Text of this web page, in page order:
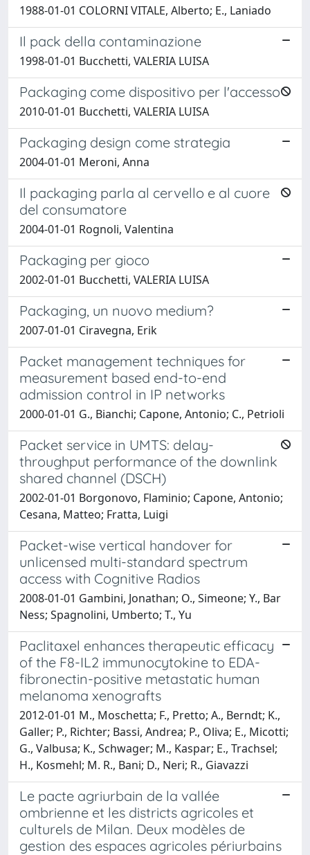
1988-01-01 COLORNI VITALE, Alberto; E., Laniado
Il pack della contaminazione
1998-01-01 Bucchetti, VALERIA LUISA
Packaging come dispositivo per l'accesso
2010-01-01 Bucchetti, VALERIA LUISA
Packaging design come strategia
2004-01-01 Meroni, Anna
Il packaging parla al cervello e al cuore
del consumatore
2004-01-01 Rognoli, Valentina
Packaging per gioco
2002-01-01 Bucchetti, VALERIA LUISA
Packaging, un nuovo medium?
2007-01-01 Ciravegna, Erik
Packet management techniques for
measurement based end-to-end
admission control in IP networks
2000-01-01 G., Bianchi; Capone, Antonio; C., Petrioli
Packet service in UMTS: delay-
throughput performance of the downlink
shared channel (DSCH)
2002-01-01 Borgonovo, Flaminio; Capone, Antonio;
Cesana, Matteo; Fratta, Luigi
Packet-wise vertical handover for
unlicensed multi-standard spectrum
access with Cognitive Radios
2008-01-01 Gambini, Jonathan; O., Simeone; Y., Bar
Ness; Spagnolini, Umberto; T., Yu
Paclitaxel enhances therapeutic efficacy
of the F8-IL2 immunocytokine to EDA-
fibronectin-positive metastatic human
melanoma xenografts
2012-01-01 M., Moschetta; F., Pretto; A., Berndt; K.,
Galler; P., Richter; Bassi, Andrea; P., Oliva; E., Micotti;
G., Valbusa; K., Schwager; M., Kaspar; E., Trachsel;
H., Kosmehl; M. R., Bani; D., Neri; R., Giavazzi
Le pacte agriurbain de la vallée
ombrienne et les districts agricoles et
culturels de Milan. Deux modèles de
gestion des espaces agricoles périurbains